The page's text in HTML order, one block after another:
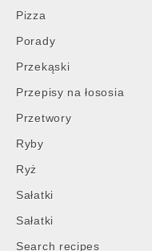
Pizza
Porady
Przekąski
Przepisy na łososia
Przetwory
Ryby
Ryż
Sałatki
Sałatki
Search recipes